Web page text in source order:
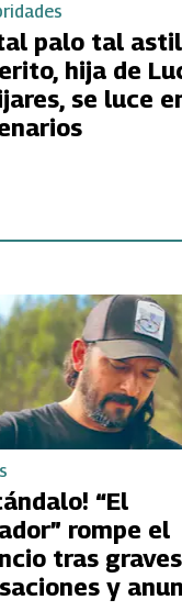
palo tal
hija de
se luce
“El
rompe el
tras graves
y